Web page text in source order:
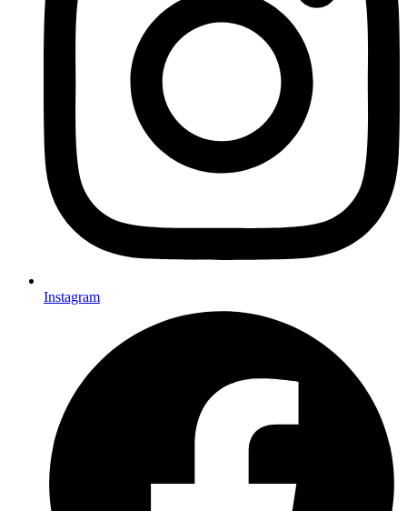
Instagram